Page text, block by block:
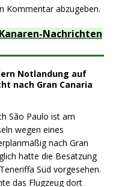
Kommentar abzugeben.
Nachrichten
Notlandung auf
nach Gran Canaria
São Paulo ist am
wegen eines
nach Gran
hatte die Besatzung
Süd vorgesehen.
das Flugzeug dort